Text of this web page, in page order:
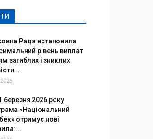
Рада встановила
рівень виплат
загиблих і зниклих
березня 2026 року
«Національний
отримує нові